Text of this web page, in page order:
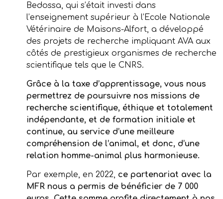
Bedossa, qui s’était investi dans
l’enseignement supérieur à l’Ecole Nationale
Vétérinaire de Maisons-Alfort, a développé
des projets de recherche impliquant AVA aux
côtés de prestigieux organismes de recherche
scientifique tels que le CNRS.
Grâce à la taxe d’apprentissage, vous nous
permettrez de poursuivre nos missions de
recherche scientifique, éthique et totalement
indépendante, et de formation initiale et
continue, au service d’une meilleure
compréhension de l’animal, et donc, d’une
relation homme-animal plus harmonieuse.
Par exemple, en 2022, ce partenariat avec la
MFR nous a permis de bénéficier de 7 000